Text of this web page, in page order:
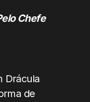
Chefe
Drácula
de